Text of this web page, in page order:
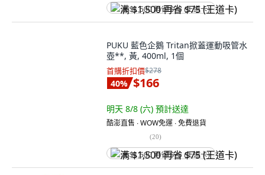
满 $1,500 再省 $75 (王道卡)
PUKU 藍色企鵝 Tritan掀蓋運動吸管水
壺**, 黃, 400ml, 1個
首購折扣價$278
40% $166
明天 8/8 (六) 預計送達
酷澎直售 ∙ WOW免運 ∙ 免費退貨
(20)
满 $1,500 再省 $75 (王道卡)